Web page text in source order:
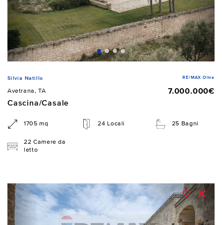
Silvia Natillo RE/MAX Oltre
Avetrana, TA
7.000.000€
Cascina/Casale
1705 mq 24 Locali 25 Bagni
22 Camere da
letto